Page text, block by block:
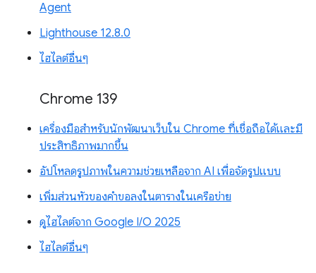
Agent
Lighthouse 12.8.0
ไฮไลต์อื่นๆ
Chrome 139
เครื่องมือสำหรับนักพัฒนาเว็บใน Chrome ที่เชื่อถือได้และมี
ประสิทธิภาพมากขึ้น
อัปโหลดรูปภาพในความช่วยเหลือจาก AI เพื่อจัดรูปแบบ
เพิ่มส่วนหัวของคำขอลงในตารางในเครือข่าย
ดูไฮไลต์จาก Google I/O 2025
ไฮไลต์อื่นๆ